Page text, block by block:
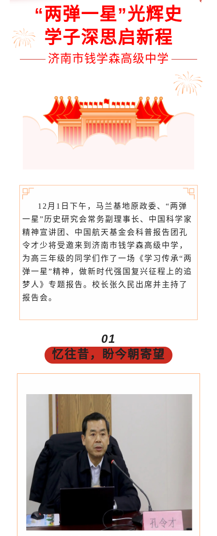
“两弹一星”光辉史
学子深思启新程
济南市钱学森高级中学
12月1日下午，马兰基地原政委、“两弹
一星”历史研究会常务副理事长、中国科学家
精神宣讲团、中国航天基金会科普报告团孔
令才少将受邀来到济南市钱学森高级中学，
为高三年级的同学们作了一场《学习传承“两
弹一星”精神，做新时代强国复兴征程上的追
梦人》专题报告。校长张久民出席并主持了
报告会。
01
忆往昔，盼今朝寄望